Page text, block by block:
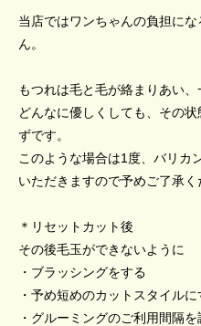
当店ではワンちゃんの負担に
ん。
もつれは毛と毛が絡まりあい
どんなに優しくしても、その
ずです。
このような場合は1度、バリカ
いただきますので予めご了承く
＊リセットカット後
その後毛玉ができないように
・ブラッシングをする
・予め短めのカットスタイルに
・グルーミングのご利用間隔